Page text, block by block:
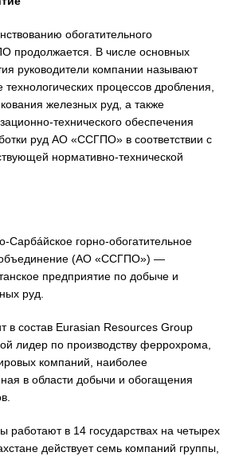
обогатительного
продолжается. В числе основных
руководители компании называют
процессов дробления,
железных руд, а также
технического обеспечения
руд АО «ССГПО» в соответствии с
нормативно-технической
Сарбáйское горно-обогатительное
объединение (АО «ССГПО») —
предприятие по добыче и
руд.
в состав Eurasian Resources Group
лидер по производству феррохрома,
компаний, наиболее
в области добычи и обогащения
работают в 14 государствах на четырех
действует семь компаний группы,